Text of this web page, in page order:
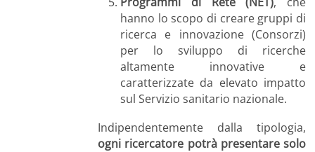
hanno lo scopo di creare gruppi di
ricerca e innovazione (Consorzi)
per lo sviluppo di ricerche
altamente innovative e
caratterizzate da elevato impatto
sul Servizio sanitario nazionale.
Indipendentemente dalla tipologia,
ogni ricercatore potrà presentare solo